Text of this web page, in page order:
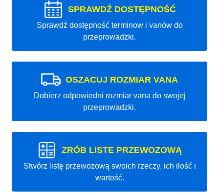
SPRAWDŹ DOSTĘPNOŚĆ
Sprawdź dostępność terminow i vanów do
przeprowadzki.
OSZACUJ ROZMIAR VANA
Dobierz odpowiedni rozmiar vana do swojej
przeprowadzki.
ZRÓB LISTE PRZEWOZOWĄ
Stwórz listę przewozową swoich rzeczy, ich ilość i
wartość.